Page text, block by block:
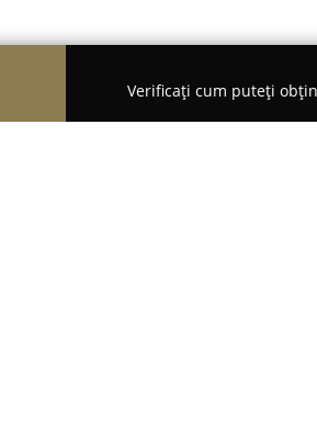
Verificați cum puteți